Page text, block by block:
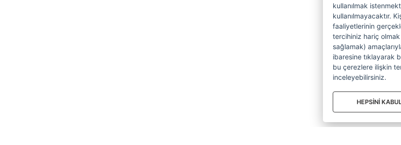
kullanılmak
kullanılmayacaktır.
faaliyetlerinin
tercihiniz hariç
sağlamak)
ibaresine tıklayarak
bu çerezlere ilişkin
inceleyebilirsiniz.
HEPSİNİ